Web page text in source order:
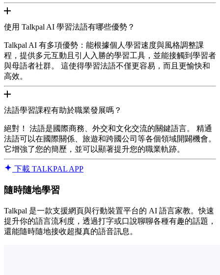
使用 Talkpal AI 學習法語有哪些優勢？
Talkpal AI 有多項優勢：能根據個人學習速度與風格調整課
程，提供多元互動且引人入勝的學習工具，並能接觸到學習者
與母語者社群。 這使得學習法語不僅更容易，而且更愉快和
高效。
法語學習課程有助於職業發展嗎？
絕對！ 法語是國際商務、外交和文化交流的關鍵語言。 精通
法語可以在國際關係、旅遊和跨國公司等各個領域開闢機會。
它增強了您的簡歷，並可以顯著提升您的職業軌跡。
下載 TALKPAL APP
隨時隨地學習
Talkpal 是一款支援網頁與行動裝置平台的 AI 語言家教。快速
提升你的語言流利度，透過打字或口說聊聊各種有趣的話題，
還能隨時隨地接收超擬真的語音訊息。